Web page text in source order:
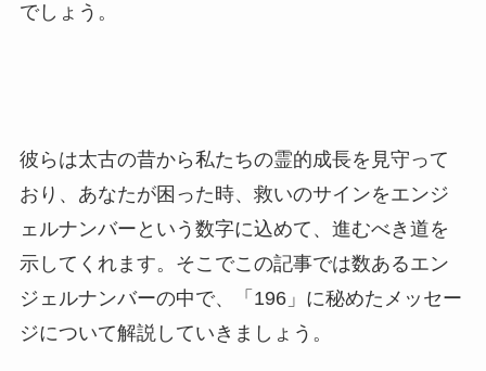
でしょう。
彼らは太古の昔から私たちの霊的成長を見守って
おり、あなたが困った時、救いのサインをエンジ
ェルナンバーという数字に込めて、進むべき道を
示してくれます。そこでこの記事では数あるエン
ジェルナンバーの中で、「196」に秘めたメッセー
ジについて解説していきましょう。